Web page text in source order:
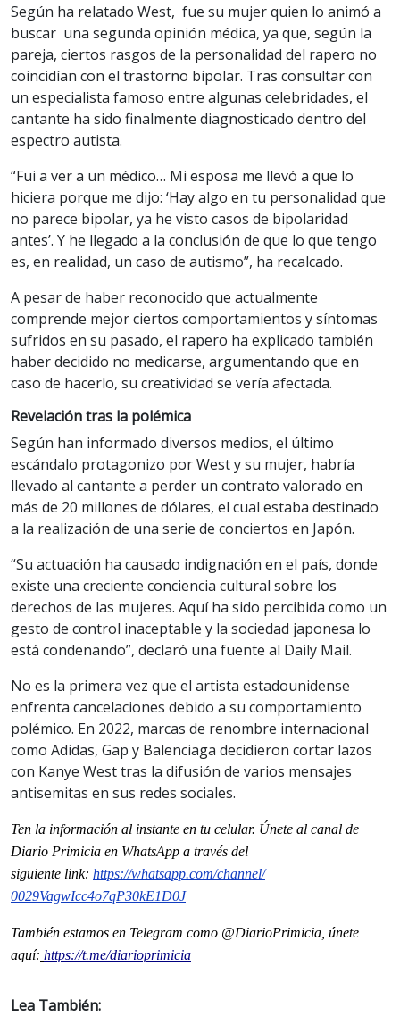
Según ha relatado West, fue su mujer quien lo animó a
buscar una segunda opinión médica, ya que, según la
pareja, ciertos rasgos de la personalidad del rapero no
coincidían con el trastorno bipolar. Tras consultar con
un especialista famoso entre algunas celebridades, el
cantante ha sido finalmente diagnosticado dentro del
espectro autista.
“Fui a ver a un médico… Mi esposa me llevó a que lo
hiciera porque me dijo: ‘Hay algo en tu personalidad que
no parece bipolar, ya he visto casos de bipolaridad
antes’. Y he llegado a la conclusión de que lo que tengo
es, en realidad, un caso de autismo”, ha recalcado.
A pesar de haber reconocido que actualmente
comprende mejor ciertos comportamientos y síntomas
sufridos en su pasado, el rapero ha explicado también
haber decidido no medicarse, argumentando que en
caso de hacerlo, su creatividad se vería afectada.
Revelación tras la polémica
Según han informado diversos medios, el último
escándalo protagonizo por West y su mujer, habría
llevado al cantante a perder un contrato valorado en
más de 20 millones de dólares, el cual estaba destinado
a la realización de una serie de conciertos en Japón.
“Su actuación ha causado indignación en el país, donde
existe una creciente conciencia cultural sobre los
derechos de las mujeres. Aquí ha sido percibida como un
gesto de control inaceptable y la sociedad japonesa lo
está condenando”, declaró una fuente al Daily Mail.
No es la primera vez que el artista estadounidense
enfrenta cancelaciones debido a su comportamiento
polémico. En 2022, marcas de renombre internacional
como Adidas, Gap y Balenciaga decidieron cortar lazos
con Kanye West tras la difusión de varios mensajes
antisemitas en sus redes sociales.
Ten la información al instante en tu celular. Únete al canal de
Diario Primicia en WhatsApp a través del
siguiente link: https://whatsapp.com/channel/
0029VagwIcc4o7qP30kE1D0J
También estamos en Telegram como @DiarioPrimicia, únete
aquí: https://t.me/diarioprimicia
Lea También: